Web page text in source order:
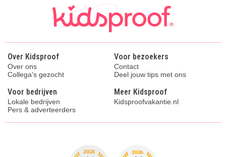
Over Kidsproof
Over ons
Collega's gezocht
Voor bezoekers
Contact
Deel jouw tips met ons
Voor bedrijven
Lokale bedrijven
Pers & adverteerders
Meer Kidsproof
Kidsproofvakantie.nl